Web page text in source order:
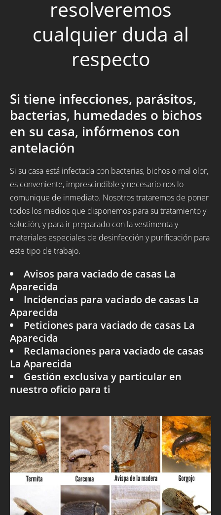
resolveremos
cualquier duda al
respecto
Si tiene infecciones, parásitos,
bacterias, humedades o bichos
en su casa, infórmenos con
antelación
Si su casa está infectada con bacterias, bichos o mal olor,
es conveniente, imprescindible y necesario nos lo
comunique de inmediato. Nosotros trataremos de poner
todos los medios que disponemos para su tratamiento y
solución, y para ir preparado con la vestimenta y
materiales especiales de desinfección y purificación para
este tipo de trabajo.
Avisos para vaciado de casas La
Aparecida
Incidencias para vaciado de casas La
Aparecida
Peticiones para vaciado de casas La
Aparecida
Reclamaciones para vaciado de casas
La Aparecida
Gestión exclusiva y particular en
nuestro oficio para ti